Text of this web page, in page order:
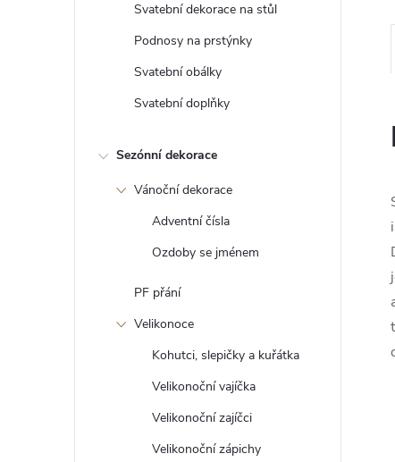
Svatební dekorace na stůl
Podnosy na prstýnky
Svatební obálky
Svatební doplňky
Sezónní dekorace
Vánoční dekorace
Adventní čísla
Ozdoby se jménem
PF přání
Velikonoce
Kohutci, slepičky a kuřátka
Velikonoční vajíčka
Velikonoční zajíčci
Velikonoční zápichy